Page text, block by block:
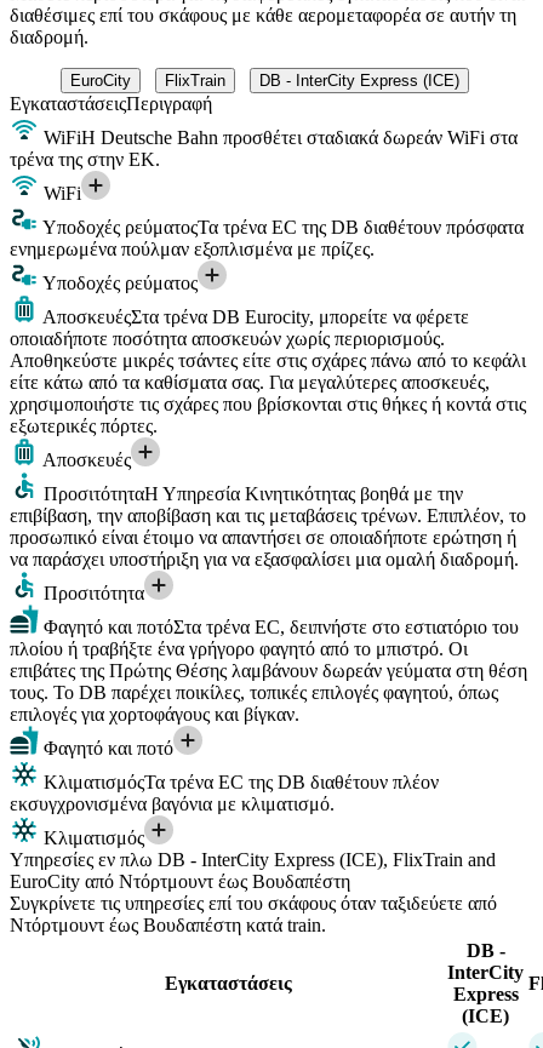
διαθέσιμες επί του σκάφους με κάθε αερομεταφορέα σε αυτήν τη
διαδρομή.
EuroCity FlixTrain DB - InterCity Express (ICE)
ΕγκαταστάσειςΠεριγραφή
WiFiΗ Deutsche Bahn προσθέτει σταδιακά δωρεάν WiFi στα
τρένα της στην ΕΚ.
WiFi
Υποδοχές ρεύματοςΤα τρένα EC της DB διαθέτουν πρόσφατα
ενημερωμένα πούλμαν εξοπλισμένα με πρίζες.
Υποδοχές ρεύματος
ΑποσκευέςΣτα τρένα DB Eurocity, μπορείτε να φέρετε
οποιαδήποτε ποσότητα αποσκευών χωρίς περιορισμούς.
Αποθηκεύστε μικρές τσάντες είτε στις σχάρες πάνω από το κεφάλι
είτε κάτω από τα καθίσματα σας. Για μεγαλύτερες αποσκευές,
χρησιμοποιήστε τις σχάρες που βρίσκονται στις θήκες ή κοντά στις
εξωτερικές πόρτες.
Αποσκευές
ΠροσιτότηταΗ Υπηρεσία Κινητικότητας βοηθά με την
επιβίβαση, την αποβίβαση και τις μεταβάσεις τρένων. Επιπλέον, το
προσωπικό είναι έτοιμο να απαντήσει σε οποιαδήποτε ερώτηση ή
να παράσχει υποστήριξη για να εξασφαλίσει μια ομαλή διαδρομή.
Προσιτότητα
Φαγητό και ποτόΣτα τρένα EC, δειπνήστε στο εστιατόριο του
πλοίου ή τραβήξτε ένα γρήγορο φαγητό από το μπιστρό. Οι
επιβάτες της Πρώτης Θέσης λαμβάνουν δωρεάν γεύματα στη θέση
τους. Το DB παρέχει ποικίλες, τοπικές επιλογές φαγητού, όπως
επιλογές για χορτοφάγους και βίγκαν.
Φαγητό και ποτό
ΚλιματισμόςΤα τρένα EC της DB διαθέτουν πλέον
εκσυγχρονισμένα βαγόνια με κλιματισμό.
Κλιματισμός
Υπηρεσίες εν πλω DB - InterCity Express (ICE), FlixTrain and
EuroCity από Ντόρτμουντ έως Βουδαπέστη
Συγκρίνετε τις υπηρεσίες επί του σκάφους όταν ταξιδεύετε από
Ντόρτμουντ έως Βουδαπέστη κατά train.
Εγκαταστάσεις
DB -
InterCity
Express
(ICE)